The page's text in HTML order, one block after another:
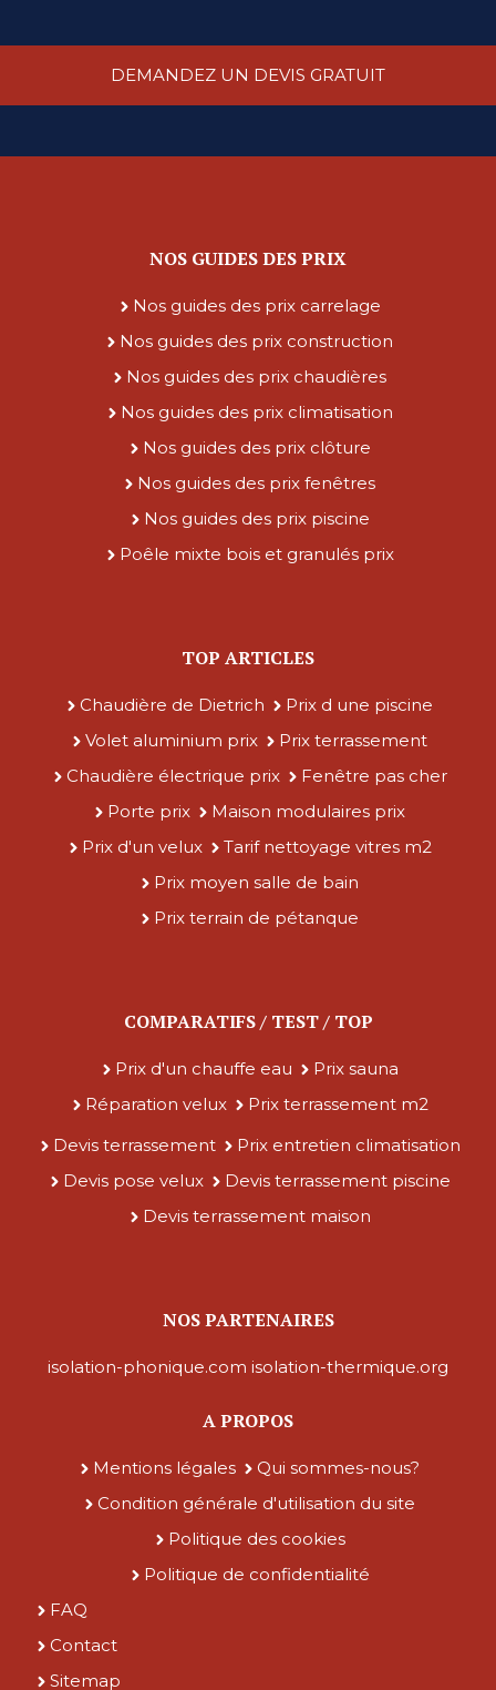
DEMANDEZ UN DEVIS GRATUIT
NOS GUIDES DES PRIX
Nos guides des prix carrelage
Nos guides des prix construction
Nos guides des prix chaudières
Nos guides des prix climatisation
Nos guides des prix clôture
Nos guides des prix fenêtres
Nos guides des prix piscine
Poêle mixte bois et granulés prix
TOP ARTICLES
Chaudière de Dietrich
Prix d une piscine
Volet aluminium prix
Prix terrassement
Chaudière électrique prix
Fenêtre pas cher
Porte prix
Maison modulaires prix
Prix d'un velux
Tarif nettoyage vitres m2
Prix moyen salle de bain
Prix terrain de pétanque
COMPARATIFS / TEST / TOP
Prix d'un chauffe eau
Prix sauna
Réparation velux
Prix terrassement m2
Devis terrassement
Prix entretien climatisation
Devis pose velux
Devis terrassement piscine
Devis terrassement maison
NOS PARTENAIRES
isolation-phonique.com isolation-thermique.org
A PROPOS
Mentions légales
Qui sommes-nous?
Condition générale d'utilisation du site
Politique des cookies
Politique de confidentialité
FAQ
Contact
Sitemap